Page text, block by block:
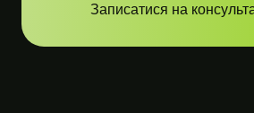
Записатися на